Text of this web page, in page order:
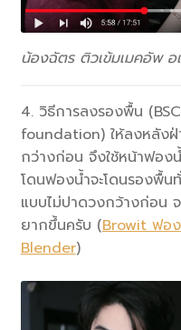
น้องฉัตร ติวเข้มเมคอัพ
4. วิธีการลงรองพื้น
foundation) ให้ลงหลังฝ่
กว่างก่อน จึงใช้หน้าฟอง
โดนฟองน้ำจะโดนรองพื้น
แบบไม่ปาดวงกว้างก่อน
ยากขึ้นครับ (Browit ฟอ
Blender)